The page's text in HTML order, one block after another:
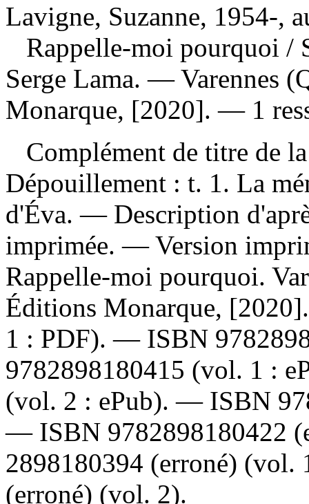
Lavigne, Suzanne, 1954-,
Rappelle-moi pourquoi /
Serge Lama. — Varennes
Monarque, [2020]. — 1
Complément de titre de
Dépouillement : t. 1. La
d'Éva. — Description
imprimée. —Version
Rappelle-moi pourquoi.
Éditions Monarque,
1 : PDF). — ISBN
9782898180415 (vol. 1 :
(vol. 2 : ePub). — ISBN
— ISBN 9782898180422
2898180394 (erroné)
(erroné) (vol. 2).